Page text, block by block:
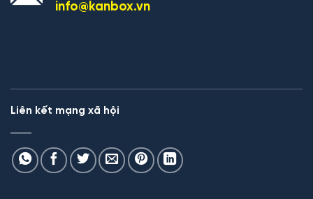
info@kanbox.vn
Liên kết mạng xã hội